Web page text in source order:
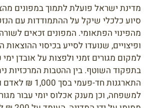
מדינת ישראל פועלת לתמוך במפונים
סיוע כלכלי שיקל על ההתמודדות עם
מהפינוי הפתאומי. המפונים זכאים
ופיצויים, שנועדו לסייע בכיסוי
למקום מגורים זמני ולפצות על אובדן
בתפקוד השוטף. בין ההטבות המרכזיות
למשפחה, וכן מענק אכלוס יומי עבור